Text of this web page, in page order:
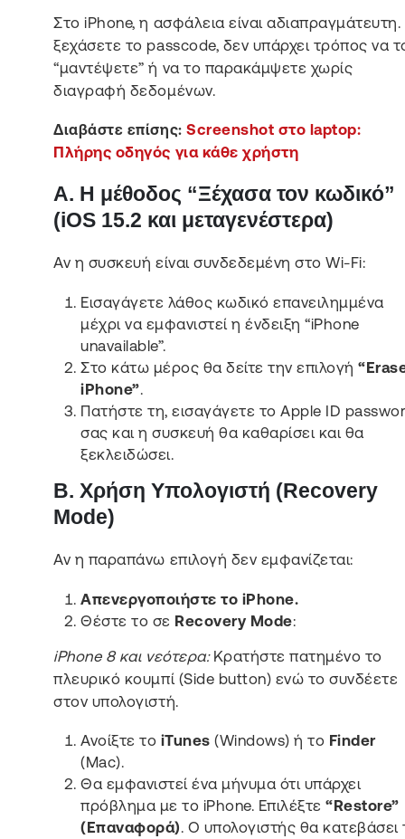
Στο iPhone, η ασφάλεια είναι αδιαπραγμάτευτη.
ξεχάσετε το passcode, δεν υπάρχει τρόπος να
“μαντέψετε” ή να το παρακάμψετε χωρίς
διαγραφή δεδομένων.
Διαβάστε επίσης:Screenshot στο laptop:
Πλήρης οδηγός για κάθε χρήστη
Α. Η μέθοδος “Ξέχασα τον κωδικό”
(iOS 15.2 και μεταγενέστερα)
Αν η συσκευή είναι συνδεδεμένη στο Wi-Fi:
Εισαγάγετε λάθος κωδικό επανειλημμένα
μέχρι να εμφανιστεί η ένδειξη “iPhone
unavailable”.
Στο κάτω μέρος θα δείτε την επιλογή
iPhone”.
Πατήστε τη, εισαγάγετε το Apple ID
σας και η συσκευή θα καθαρίσει και θα
ξεκλειδώσει.
Β. Χρήση Υπολογιστή (Recovery
Mode)
Αν η παραπάνω επιλογή δεν εμφανίζεται:
Απενεργοποιήστε το iPhone.
Θέστε το σε Recovery Mode:
iPhone 8 και νεότερα:Κρατήστε πατημένο το
πλευρικό κουμπί (Side button) ενώ το συνδέετε
στον υπολογιστή.
Ανοίξτε το iTunes (Windows) ή το Finder
(Mac).
Θα εμφανιστεί ένα μήνυμα ότι υπάρχει
πρόβλημα με το iPhone. Επιλέξτε“Restore”
(Επαναφορά). Ο υπολογιστής θα κατεβάσει